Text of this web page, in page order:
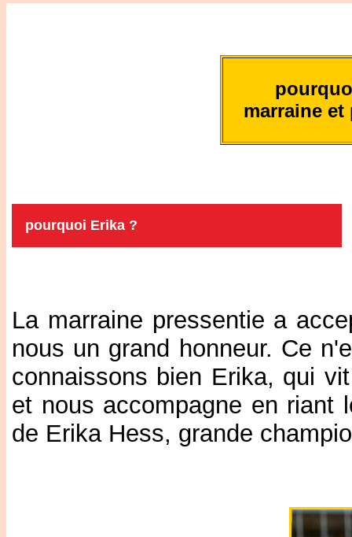
marraine et
pourquoi Erika ?
La marraine pressentie a
nous un grand honneur. Ce
connaissons bien Erika, qui
et nous accompagne en riant
de Erika Hess, grande